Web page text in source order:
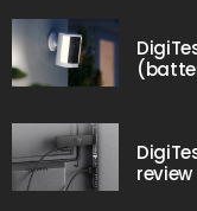
review